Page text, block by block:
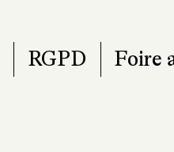
RGPD Foire